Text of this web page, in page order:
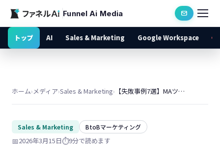
Funnel Ai Media
トップ AI Sales & Marketing Google Workspace
ホーム›メディア›Sales & Marketing› 【失敗事例7選】MAツール導入でよくある失敗ケースと改善順
Sales & Marketing BtoBマーケティング
📅2026年3月15日⏱️9分で読めます